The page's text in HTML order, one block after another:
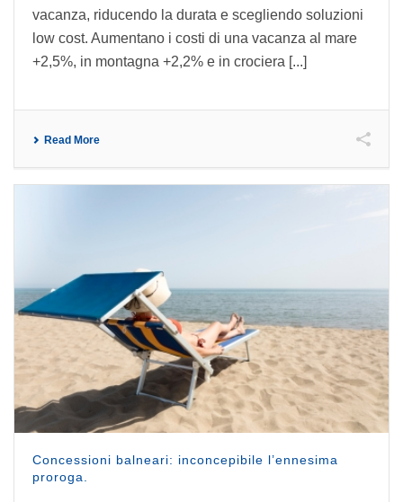
vacanza, riducendo la durata e scegliendo soluzioni
low cost. Aumentano i costi di una vacanza al mare
+2,5%, in montagna +2,2% e in crociera [...]
Read More
Concessioni balneari: inconcepibile l’ennesima
proroga.